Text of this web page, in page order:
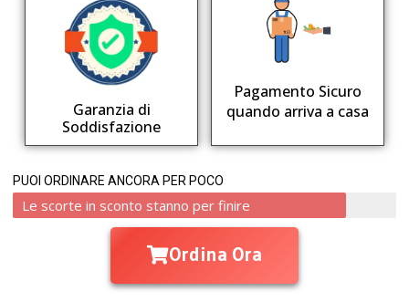
Garanzia di
Soddisfazione
Pagamento Sicuro
quando arriva a casa
PUOI ORDINARE ANCORA PER POCO
Le scorte in sconto stanno per finire
Ordina Ora